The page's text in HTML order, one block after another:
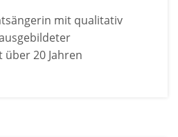
mit qualitativ
20 Jahren